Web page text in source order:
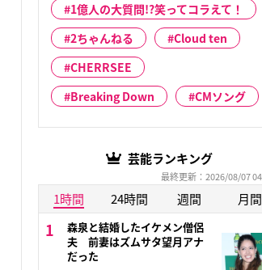
1億人の大質問!?笑ってコラえて！
2ちゃんねる
Cloud ten
CHERRSEE
Breaking Down
CMソング
芸能ランキング
最終更新：2026/08/07
1時間 24時間 週間 月間
森泉と結婚したイケメン僧侶
夫 前妻はズムサタ望月アナ
だった